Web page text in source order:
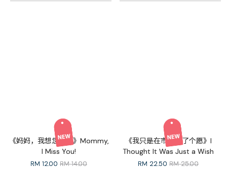
《妈妈，我想您了！》Mommy,
I Miss You!
RM 12.00 RM 14.00
《我只是在市集许了个愿》I
Thought It Was Just a Wish
RM 22.50 RM 25.00